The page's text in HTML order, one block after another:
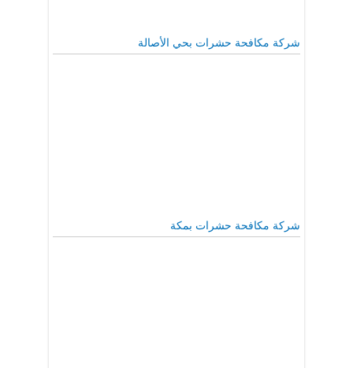
شركة مكافحة حشرات بحي الأصالة
شركة مكافحة حشرات بمكة